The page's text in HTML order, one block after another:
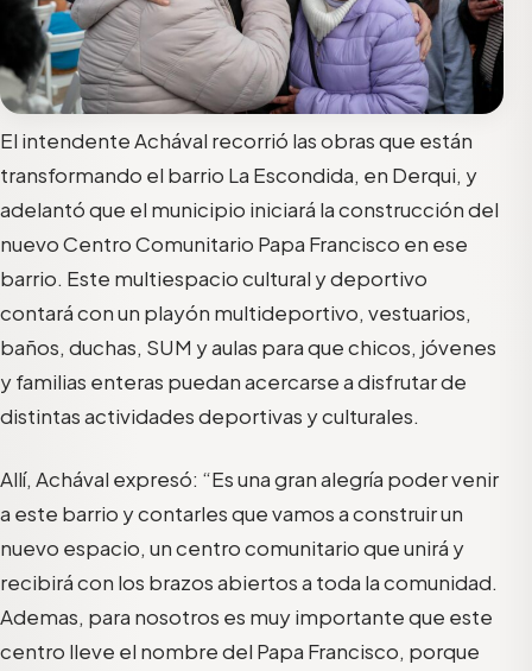
El intendente Achával recorrió las obras que están
transformando el barrio La Escondida, en Derqui, y
adelantó que el municipio iniciará la construcción del
nuevo Centro Comunitario Papa Francisco en ese
barrio. Este multiespacio cultural y deportivo
contará con un playón multideportivo, vestuarios,
baños, duchas, SUM y aulas para que chicos, jóvenes
y familias enteras puedan acercarse a disfrutar de
distintas actividades deportivas y culturales.
Allí, Achával expresó: “Es una gran alegría poder venir
a este barrio y contarles que vamos a construir un
nuevo espacio, un centro comunitario que unirá y
recibirá con los brazos abiertos a toda la comunidad.
Ademas, para nosotros es muy importante que este
centro lleve el nombre del Papa Francisco, porque